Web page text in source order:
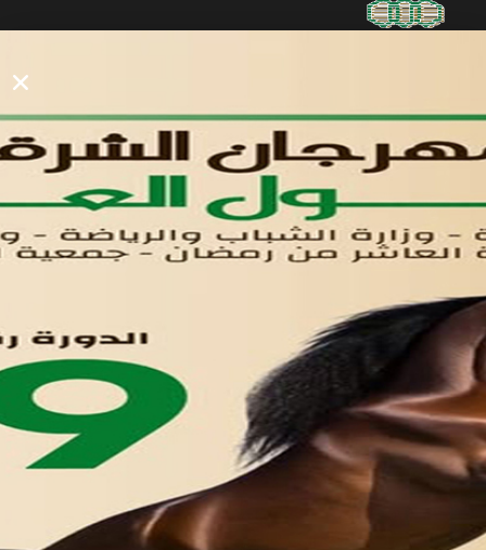
في مدينة العاشر من رمضان
القوائم
لوحه التحكم
اتصل بنا
تواصل معنا
مدينة العاشر من رمضان
01221020029
055-4494429
055-4494406